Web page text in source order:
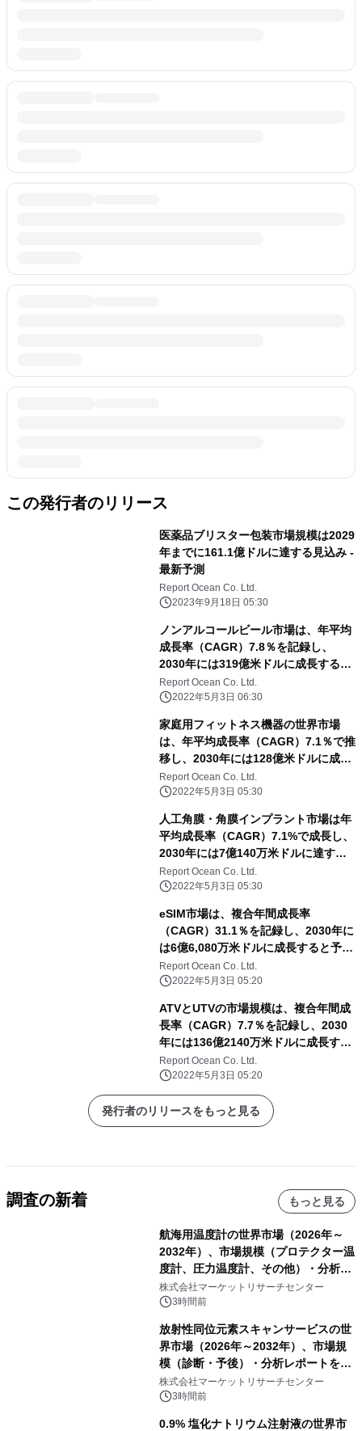
この発行者のリリース
医薬品ブリスター包装市場規模は2029
年までに161.1億ドルに達する見込み -
最新予測
Report Ocean Co. Ltd.
2023年9月18日 05:30
ノンアルコールビール市場は、年平均
成長率（CAGR）7.8％を記録し、
2030年には319億米ドルに成長すると
予測される
Report Ocean Co. Ltd.
2022年5月3日 06:30
家庭用フィットネス機器の世界市場
は、年平均成長率（CAGR）7.1％で推
移し、2030年には128億米ドルに成長
すると予測
Report Ocean Co. Ltd.
2022年5月3日 05:30
人工角膜・角膜インプラント市場は年
平均成長率（CAGR）7.1%で成長し、
2030年には7億140万米ドルに達する
と予測される
Report Ocean Co. Ltd.
2022年5月3日 05:30
eSIM市場は、複合年間成長率
（CAGR）31.1％を記録し、2030年に
は6億6,080万米ドルに成長すると予測
される
Report Ocean Co. Ltd.
2022年5月3日 05:20
ATVとUTVの市場規模は、複合年間成
長率（CAGR）7.7％を記録し、2030
年には136億2140万米ドルに成長する
と予測される
Report Ocean Co. Ltd.
2022年5月3日 05:20
発行者のリリースをもっと見る
調査の新着 もっと見る
航海用温度計の世界市場（2026年～
2032年）、市場規模（プロテクター温
度計、圧力温度計、その他）・分析レ
ポートを発表
株式会社マーケットリサーチセンター
3時間前
放射性同位元素スキャンサービスの世
界市場（2026年～2032年）、市場規
模（診断・予後）・分析レポートを発
表
株式会社マーケットリサーチセンター
3時間前
0.9% 塩化ナトリウム注射液の世界市